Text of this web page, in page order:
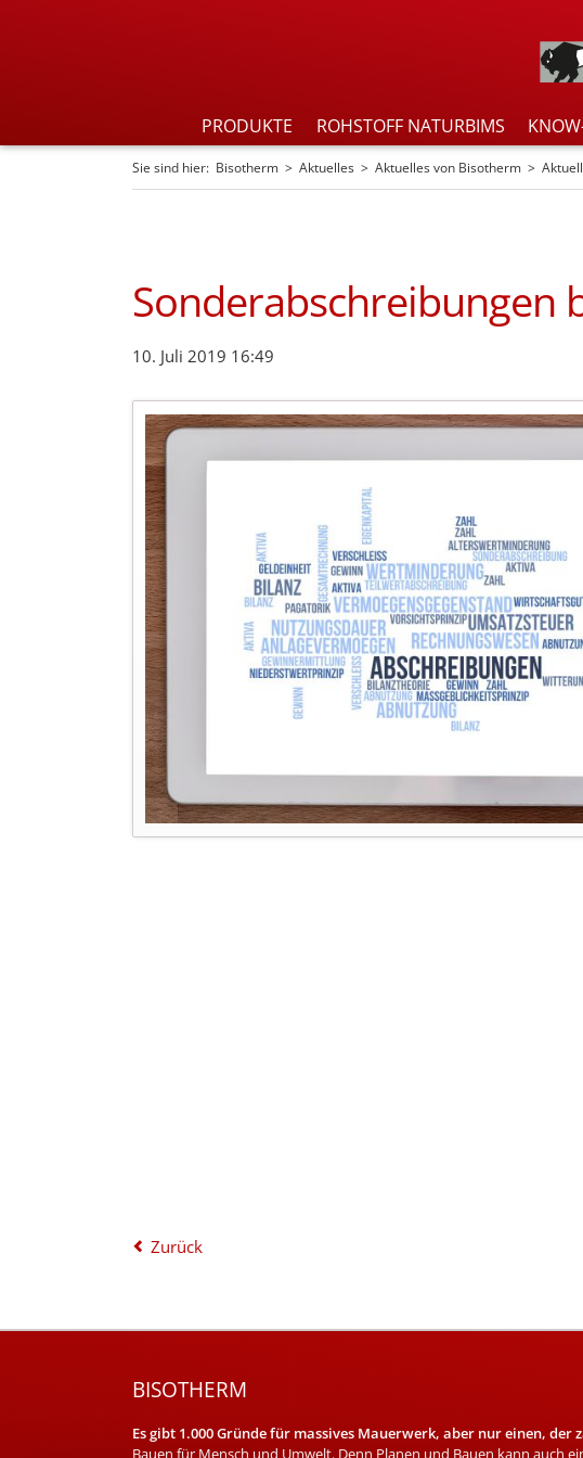
PRODUKTE ROHSTOFF NATURBIMS
Sie sind hier: Bisotherm Aktuelles Aktuelles von Bisotherm
Sonderabschreibungen
10. Juli 2019 16:49
Zurück
BISOTHERM
Es gibt 1.000 Gründe für massives Mauerwerk, aber nur einen, der
Bauen für Mensch und Umwelt. Denn Planen und Bauen kann auch